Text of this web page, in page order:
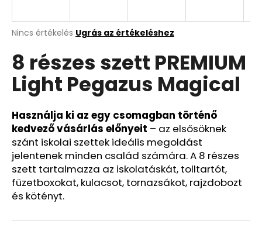
A
átlagos
értékelése
5-
ből
csillag.
Nincs értékelés Ugrás az értékeléshez
8 részes szett PREMIUM
Light Pegazus Magical
Használja ki az egy csomagban történő
kedvező vásárlás előnyeit – az elsősöknek
szánt iskolai szettek ideális megoldást
jelentenek minden család számára. A 8 részes
szett tartalmazza az iskolatáskát, tolltartót,
füzetboxokat, kulacsot, tornazsákot, rajzdobozt
és kötényt.
N
A
á
n
u
k
RÖVID
KULCSTARTÓ
KARABINERREL
REBEL